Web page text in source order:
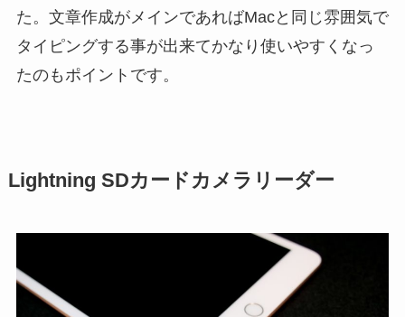
た。文章作成がメインであればMacと同じ雰囲気で
タイピングする事が出来てかなり使いやすくなっ
たのもポイントです。
Lightning SDカードカメラリーダー